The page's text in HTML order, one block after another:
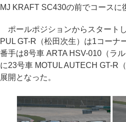
MJ KRAFT SC430の前でコースに
ポールポジションからスタート
PUL GT-R（松田次生）は1コーナ
番手は8号車 ARTA HSV-010（ラ
に23号車 MOTUL AUTECH GT-R
展開となった。